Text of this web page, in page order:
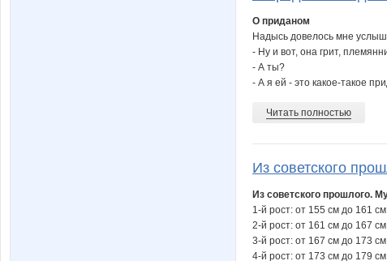
О приданом
Надысь довелось мне
- Ну и вот, она грит,
- А ты?
- А я ей - это какое-такое
Читать полностью
Из советского
Из советского прошлого.
1-й рост: от 155 см до 161
2-й рост: от 161 см до 167
3-й рост: от 167 см до 173
4-й рост: от 173 см до 179